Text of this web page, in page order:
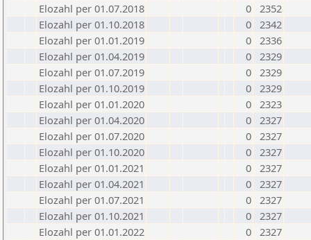
Elozahl per 01.07.2018
0 2352
Elozahl per 01.10.2018
0 2342
Elozahl per 01.01.2019
0 2336
Elozahl per 01.04.2019
0 2329
Elozahl per 01.07.2019
0 2329
Elozahl per 01.10.2019
0 2329
Elozahl per 01.01.2020
0 2323
Elozahl per 01.04.2020
0 2327
Elozahl per 01.07.2020
0 2327
Elozahl per 01.10.2020
0 2327
Elozahl per 01.01.2021
0 2327
Elozahl per 01.04.2021
0 2327
Elozahl per 01.07.2021
0 2327
Elozahl per 01.10.2021
0 2327
Elozahl per 01.01.2022
0 2327